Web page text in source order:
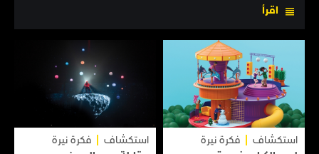
اقرأ
استكشاف
فكرة نيرة
استكشاف
فكرة نيرة